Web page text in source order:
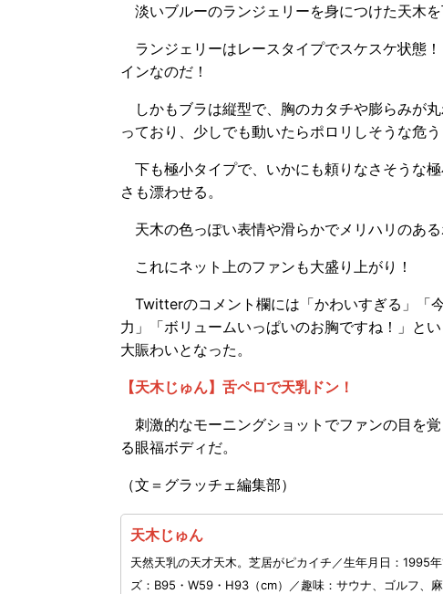
淡いブルーのランジェリーを身につけた天木
ランジェリーはレースタイプでスケスケ状態
インなのだ！
しかもブラは縦型で、胸のカタチや膨らみが
っており、少しでも動いたらポロリしそうな危う
下も極小タイプで、いかにも頼りなさそうな
さも漂わせる。
天木の色っぽい表情や滑らかでメリハリのある
これにネット上のファンも大盛り上がり！
Twitterのコメント欄には「かわいすぎる」「
力」「ボリュームいっぱいのお胸ですね！」と
大賑わいとなった。
【天木じゅん】舌ペロで天乳ドン！
刺激的なモーニングショットでファンの目を
る眼福ボディだ。
（文＝グラッチェ編集部）
天木じゅん
天然天乳の天才天木。芝居がピカイチ／生年月日：1995
ズ：B95・W59・H93（cm）／趣味：サウナ、ゴルフ、